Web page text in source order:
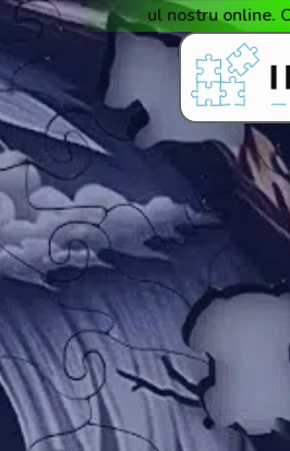
nostru online. Click AICI!